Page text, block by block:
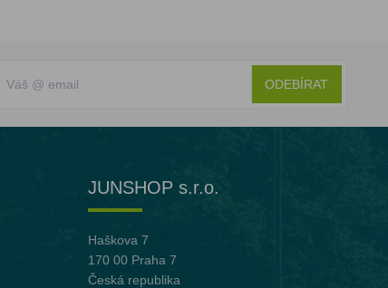
ODEBÍRAT
JUNSHOP s.r.o.
Haškova 7
170 00 Praha 7
Česká republika